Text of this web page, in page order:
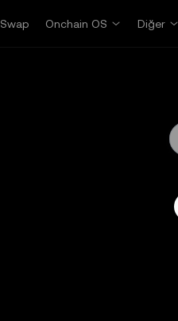
Swap Onchain OS Diğer